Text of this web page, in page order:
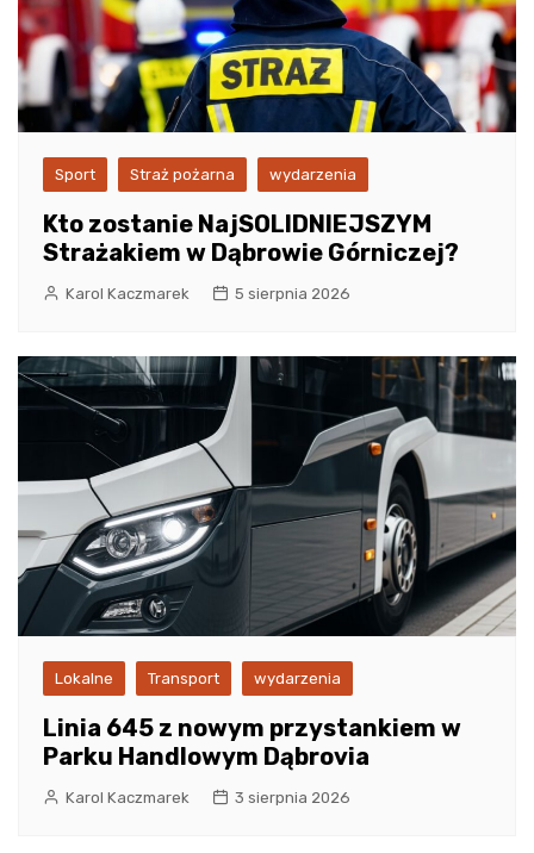
Sport Straż pożarna wydarzenia
Kto zostanie NajSOLIDNIEJSZYM
Strażakiem w Dąbrowie Górniczej?
Karol Kaczmarek 5 sierpnia 2026
Lokalne Transport wydarzenia
Linia 645 z nowym przystankiem w
Parku Handlowym Dąbrovia
Karol Kaczmarek 3 sierpnia 2026